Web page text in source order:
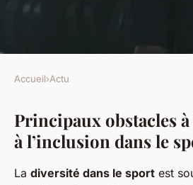
Quels sont les
diversité et de
le sport ?
Accueil›Actu
Principaux obstacles
à l’inclusion dans le
La diversité dans le sport est